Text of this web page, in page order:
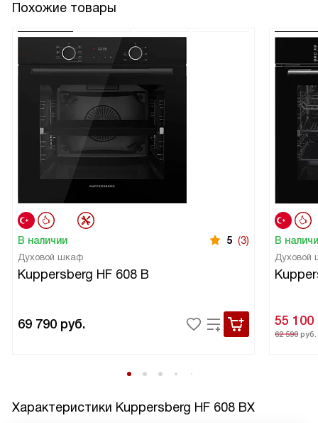
Похожие товары
В наличии 5 (3)
Духовой шкаф
Kuppersberg HF 608 B
69 790 руб.
В
Духовой
55 100
62 590руб.
Характеристики Kuppersberg HF 608 BX